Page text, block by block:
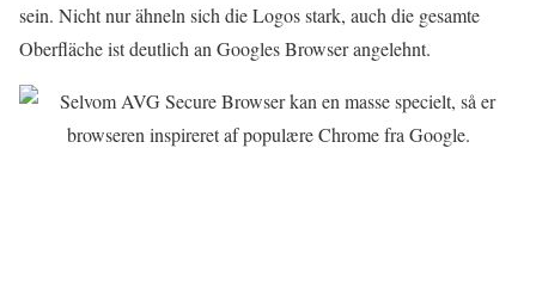
sein. Nicht nur ähneln sich die Logos stark, auch die gesamte
Oberfläche ist deutlich an Googles Browser angelehnt.